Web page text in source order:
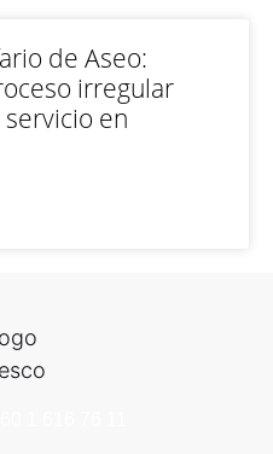
de Aseo:
irregular
en